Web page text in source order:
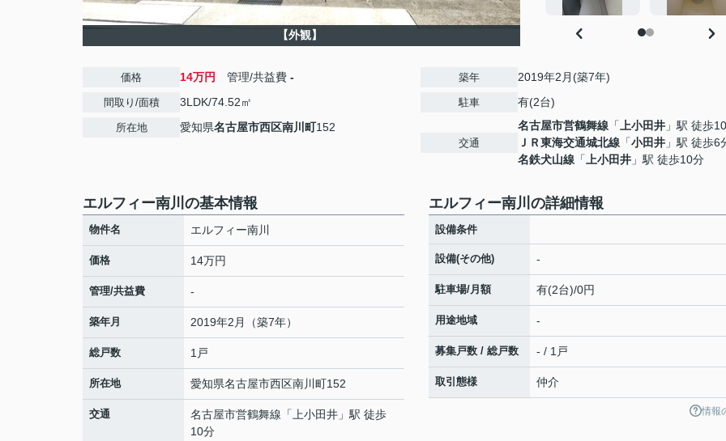
【外観】
価格 14万円 管理/共益費 -
間取り/面積 3LDK/74.52㎡
所在地 愛知県名古屋市西区南川町152
築年 2019年2月(築7年)
駐車 有(2台)
交通
名古屋市営鶴舞線 「 上小田井 」駅 徒歩
ＪＲ東海交通城北線 「小田井 」駅 徒歩6
名鉄犬山線 「 上小田井 」駅 徒歩10分
エルフィー南川の基本情報
物件名 エルフィー南川
価格 14万円
管理/共益費 -
築年月 2019年2月（築7年）
総戸数 1戸
所在地 愛知県名古屋市西区南川町152
交通 名古屋市営鶴舞線 「 上小田井 」駅 徒歩
10分
エルフィー南川の詳細情報
設備条件
設備(その他) -
駐車場/月額 有(2台)/0円
用途地域 -
募集戸数 / 総戸数 - / 1戸
取引態様 仲介
情報